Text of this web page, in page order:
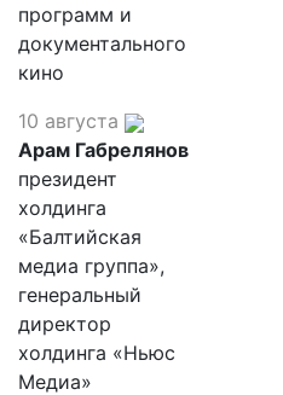
программ и
документального
кино
10 августа
Арам Габрелянов
президент
холдинга
«Балтийская
медиа группа»,
генеральный
директор
холдинга «Ньюс
Медиа»